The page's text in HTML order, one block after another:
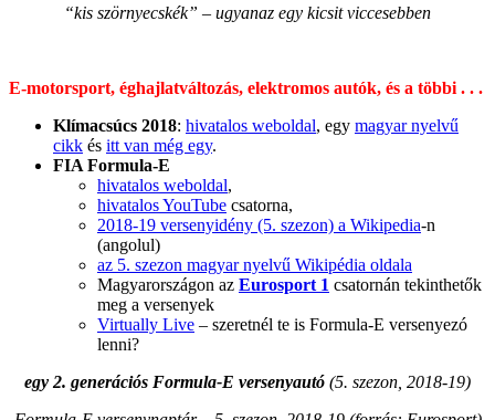
“kis szörnyecskék” – ugyanaz egy kicsit viccesebben
E-motorsport, éghajlatváltozás, elektromos autók, és a többi . . .
Klímacsúcs 2018: hivatalos weboldal, egy magyar nyelvű
cikk és itt van még egy.
FIA Formula-E
hivatalos weboldal,
hivatalos YouTube csatorna,
2018-19 versenyidény (5. szezon) a Wikipedia-n
(angolul)
az 5. szezon magyar nyelvű Wikipédia oldala
Magyarországon az Eurosport 1 csatornán tekinthetők
meg a versenyek
Virtually Live – szeretnél te is Formula-E versenyezó
lenni?
egy 2. generációs Formula-E versenyautó (5. szezon, 2018-19)